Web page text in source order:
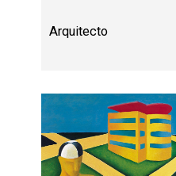
Arquitecto